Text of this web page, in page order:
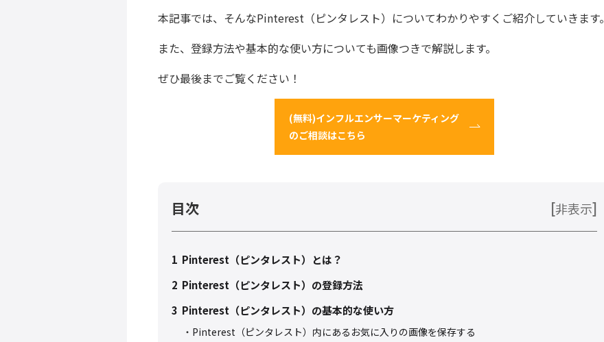
本記事では、そんなPinterest（ピンタレスト）についてわかりやすくご紹介していきます。
また、登録方法や基本的な使い方についても画像つきで解説します。
ぜひ最後までご覧ください！
(無料)インフルエンサーマーケティング
のご相談はこちら
目次 [非表示]
1 Pinterest（ピンタレスト）とは？
2 Pinterest（ピンタレスト）の登録方法
3 Pinterest（ピンタレスト）の基本的な使い方
Pinterest（ピンタレスト）内にあるお気に入りの画像を保存する